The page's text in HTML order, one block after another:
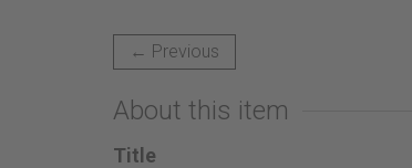
← Previous
About this item
Title